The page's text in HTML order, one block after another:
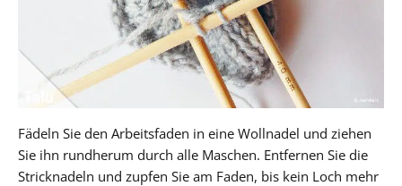
Fädeln Sie den Arbeitsfaden in eine Wollnadel und ziehen
Sie ihn rundherum durch alle Maschen. Entfernen Sie die
Stricknadeln und zupfen Sie am Faden, bis kein Loch mehr